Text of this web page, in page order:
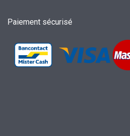
Paiement sécurisé